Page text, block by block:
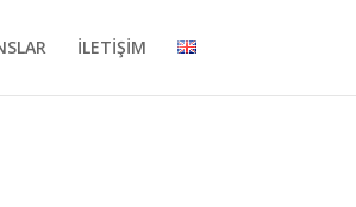
İLETİŞİM